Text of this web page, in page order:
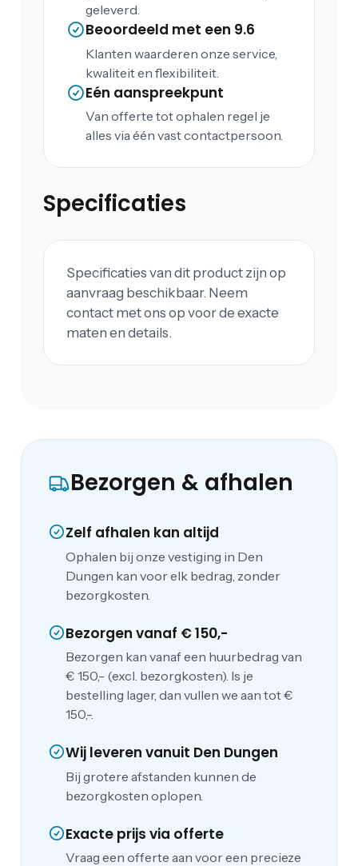
geleverd.
Beoordeeld met een 9.6
Klanten waarderen onze service,
kwaliteit en flexibiliteit.
Eén aanspreekpunt
Van offerte tot ophalen regel je
alles via één vast contactpersoon.
Specificaties
Specificaties van dit product zijn op
aanvraag beschikbaar. Neem
contact met ons op voor de exacte
maten en details.
Bezorgen & afhalen
Zelf afhalen kan altijd
Ophalen bij onze vestiging in Den
Dungen kan voor elk bedrag, zonder
bezorgkosten.
Bezorgen vanaf € 150,-
Bezorgen kan vanaf een huurbedrag van
€ 150,- (excl. bezorgkosten). Is je
bestelling lager, dan vullen we aan tot €
150,-.
Wij leveren vanuit Den Dungen
Bij grotere afstanden kunnen de
bezorgkosten oplopen.
Exacte prijs via offerte
Vraag een offerte aan voor een precieze